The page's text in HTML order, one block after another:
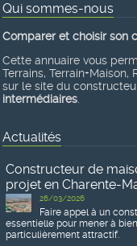
Qui sommes-nous
Comparer et choisir son
Cette annuaire vous
Terrains,
sur le site du
intermédiaires.
Actualités
Constructeur de
projet en Charente-
26/03/2026
Faire appel à un
essentielle pour mener à
particulièrement attractif.